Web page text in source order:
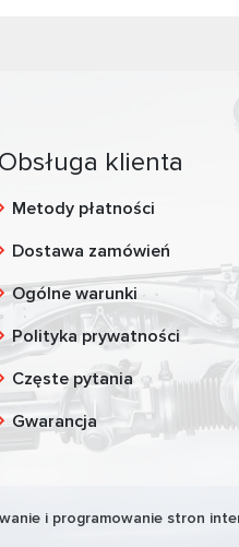
Obsługa klienta
Metody płatności
Dostawa zamówień
Ogólne warunki
Polityka prywatności
Częste pytania
Gwarancja
i programowanie stron